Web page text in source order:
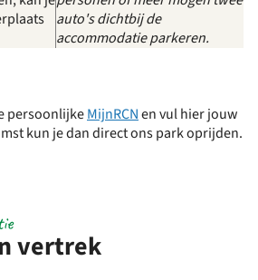
auto's dichtbij de
accommodatie parkeren.
persoonlijkeMijnRCNen vul hier jouw
kun je dan direct ons park oprijden.
vertrek